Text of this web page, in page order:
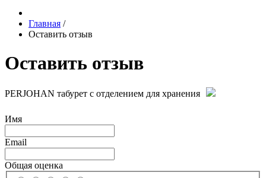
Главная /
Оставить отзыв
Оставить отзыв
PERJOHAN табурет с отделением для хранения
Имя
Email
Общая оценка